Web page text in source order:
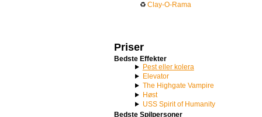
♻ Clay-O-Rama
Priser
Bedste Effekter
Pest eller kolera
Elevator
The Highgate Vampire
Høst
USS Spirit of Humanity
Bedste Spilpersoner